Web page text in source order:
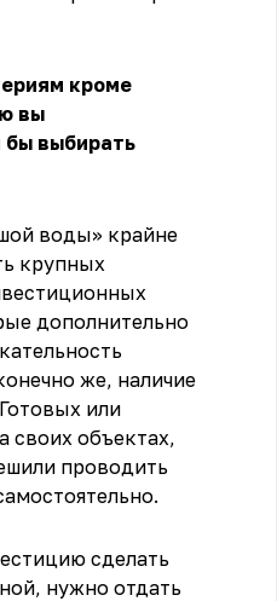
кроме
вы
бы выбирать
воды» крайне
крупных
дополнительно
же, наличие
или
своих объектах,
проводить
сделать
нужно отдать